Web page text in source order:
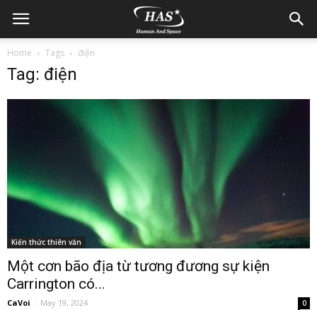
Home Tags điện
Tag: điện
Kiến thức thiên văn
Một cơn bão địa từ tương đương sự kiện
Carrington có...
CaVoi - May 19, 2024 0